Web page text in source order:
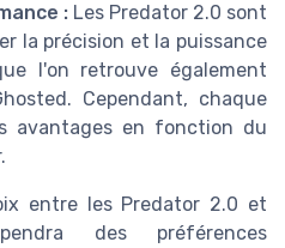
: Les Predator 2.0 sont
la précision et la puissance
l'on retrouve également
Cependant, chaque
avantages en fonction du
entre les Predator 2.0 et
des préférences